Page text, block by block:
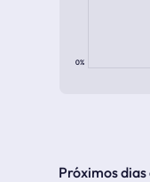
0%
Próximos